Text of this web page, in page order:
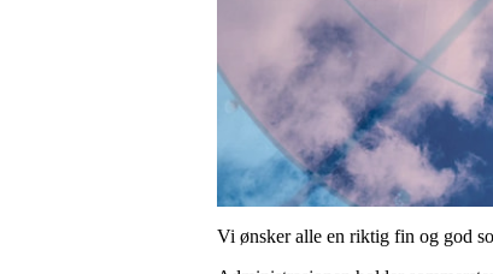
Vi ønsker alle en riktig fin og god